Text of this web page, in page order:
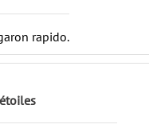
rapido.
étoiles